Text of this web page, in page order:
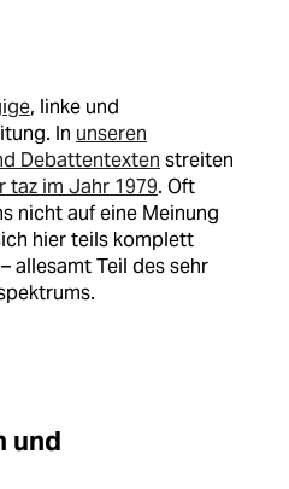
, linke und
In unseren
Debattentexten streiten
taz im Jahr 1979. Oft
nicht auf eine Meinung
hier teils komplett
allesamt Teil des sehr
und